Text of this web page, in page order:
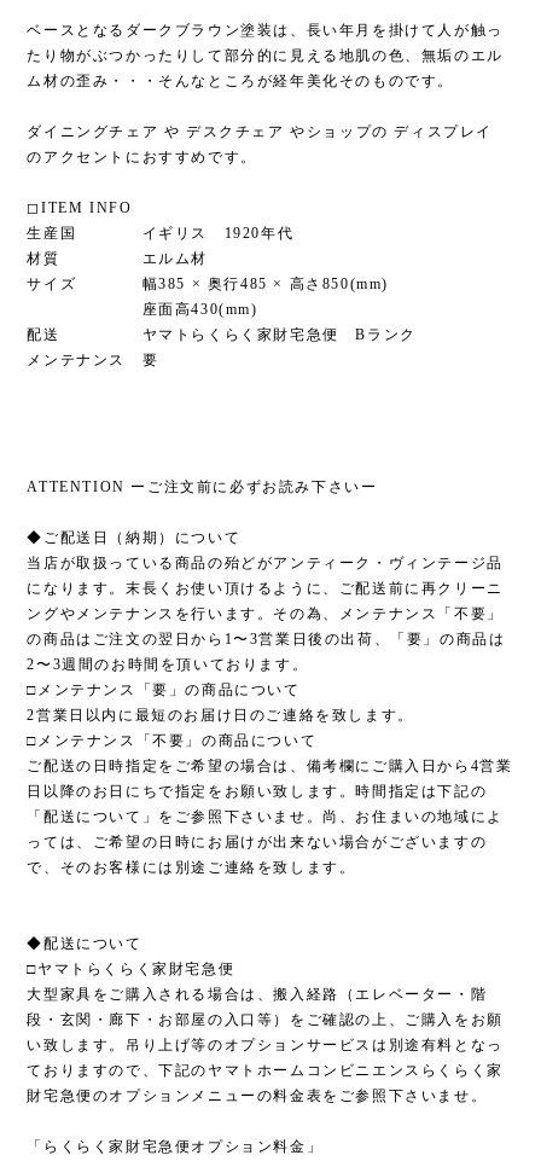
ベースとなるダークブラウン塗装は、長い年月を掛けて人が触っ
たり物がぶつかったりして部分的に見える地肌の色、無垢のエル
ム材の歪み・・・そんなところが経年美化そのものです。
ダイニングチェア や デスクチェア やショップの ディスプレイ
のアクセントにおすすめです。
◻︎ITEM INFO
生産国 イギリス 1920年代
材質 エルム材
サイズ 幅385 × 奥行485 × 高さ850(mm)
座面高430(mm)
配送 ヤマトらくらく家財宅急便 Bランク
メンテナンス 要
ATTENTION ーご注文前に必ずお読み下さいー
◆ご配送日（納期）について
当店が取扱っている商品の殆どがアンティーク・ヴィンテージ品
になります。末長くお使い頂けるように、ご配送前に再クリーニ
ングやメンテナンスを行います。その為、メンテナンス「不要」
の商品はご注文の翌日から1〜3営業日後の出荷、「要」の商品は
2〜3週間のお時間を頂いております。
□メンテナンス「要」の商品について
2営業日以内に最短のお届け日のご連絡を致します。
□メンテナンス「不要」の商品について
ご配送の日時指定をご希望の場合は、備考欄にご購入日から4営業
日以降のお日にちで指定をお願い致します。時間指定は下記の
「配送について」をご参照下さいませ。尚、お住まいの地域によ
っては、ご希望の日時にお届けが出来ない場合がございますの
で、そのお客様には別途ご連絡を致します。
◆配送について
□ヤマトらくらく家財宅急便
大型家具をご購入される場合は、搬入経路（エレベーター・階
段・玄関・廊下・お部屋の入口等）をご確認の上、ご購入をお願
い致します。吊り上げ等のオプションサービスは別途有料となっ
ておりますので、下記のヤマトホームコンビニエンスらくらく家
財宅急便のオプションメニューの料金表をご参照下さいませ。
「らくらく家財宅急便オプション料金」